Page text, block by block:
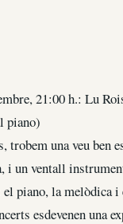
21:00 h.: Lu
piano)
trobem una veu ben
i un ventall
piano, la melòdica i
esdevenen una